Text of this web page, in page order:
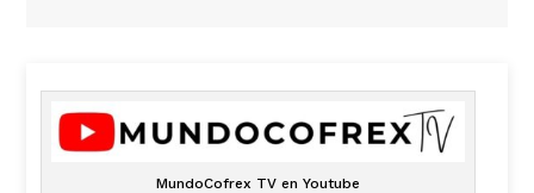
MundoCofrex TV en Youtube